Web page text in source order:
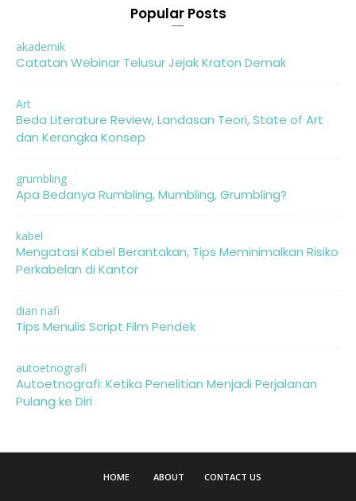
Popular Posts
akademik
Catatan Webinar Telusur Jejak Kraton Demak
Art
Beda Literature Review, Landasan Teori, State of Art
dan Kerangka Konsep
grumbling
Apa Bedanya Rumbling, Mumbling, Grumbling?
kabel
Mengatasi Kabel Berantakan, Tips Meminimalkan Risiko
Perkabelan di Kantor
dian nafi
Tips Menulis Script Film Pendek
autoetnografi
Autoetnografi: Ketika Penelitian Menjadi Perjalanan
Pulang ke Diri
HOME ABOUT CONTACT US